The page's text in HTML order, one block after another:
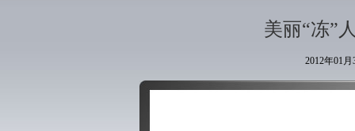
美丽“冻”
2012年01